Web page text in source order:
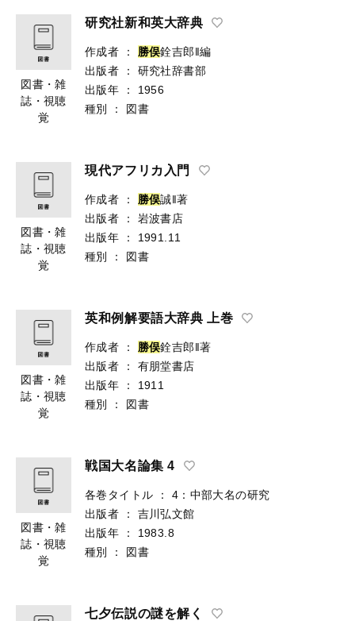
図書・雑
誌・視聴
覚
研究社新和英大辞典
作成者 ： 勝俣銓吉郎‖編
出版者
：
研究社辞書部
出版年
：
1956
種別
： 図書
図書・雑
誌・視聴
覚
現代アフリカ入門
作成者 ： 勝俣誠‖著
出版者
：
岩波書店
出版年
：
1991.11
種別
： 図書
図書・雑
誌・視聴
覚
英和例解要語大辞典 上巻
作成者 ： 勝俣銓吉郎‖著
出版者
：
有朋堂書店
出版年
：
1911
種別
： 図書
図書・雑
誌・視聴
覚
戦国大名論集 4
各巻タイトル ：
4：中部大名の研究
出版者
：
吉川弘文館
出版年
：
1983.8
種別
： 図書
七夕伝説の謎を解く